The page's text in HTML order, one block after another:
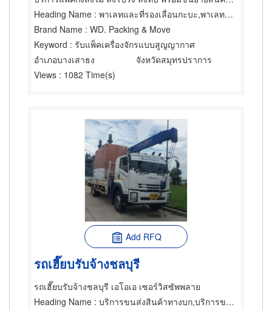
Heading Name : พาเลทและที่รองเลื่อนกะบะ,พาเลทและที่รองเลื่อนกะบะ,บริการติดตั้งและโยกย้ายเครื่องจักรกล
Brand Name : WD. Packing & Move
Keyword : รับแพ็คเครื่องจักรแบบสูญญากาศ
อำเภอบางเสาธง
จังหวัดสมุทรปราการ
Views : 1082 Time(s)
Add RFQ
รถเฮี๊ยบรับจ้างชลบุรี
รถเฮี๊ยบรับจ้างชลบุรี เอโอเอ เซอร์วิสซัพพลาย
Heading Name : บริการขนส่งสินค้าทางบก,บริการขนย้ายและรับฝาก,บริการติดตั้งและโยกย้ายเครื่องจักรกล